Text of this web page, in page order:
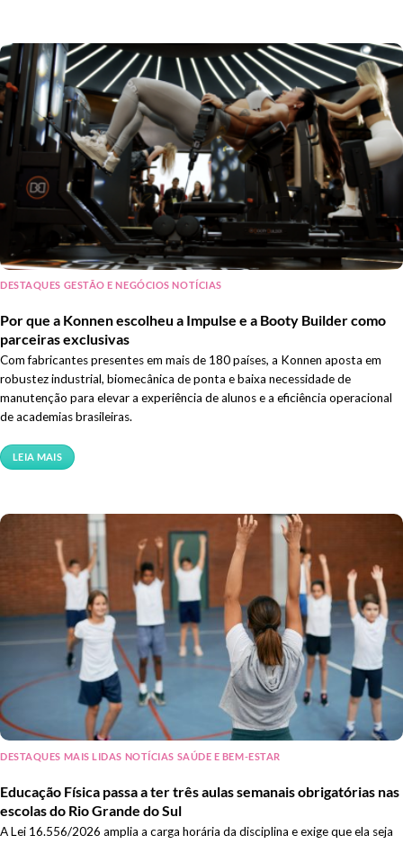
DESTAQUES GESTÃO E NEGÓCIOS NOTÍCIAS
Por que a Konnen escolheu a Impulse e a Booty Builder como
parceiras exclusivas
Com fabricantes presentes em mais de 180 países, a Konnen aposta em
robustez industrial, biomecânica de ponta e baixa necessidade de
manutenção para elevar a experiência de alunos e a eficiência operacional
de academias brasileiras.
LEIA MAIS
DESTAQUES MAIS LIDAS NOTÍCIAS SAÚDE E BEM-ESTAR
Educação Física passa a ter três aulas semanais obrigatórias nas
escolas do Rio Grande do Sul
A Lei 16.556/2026 amplia a carga horária da disciplina e exige que ela seja